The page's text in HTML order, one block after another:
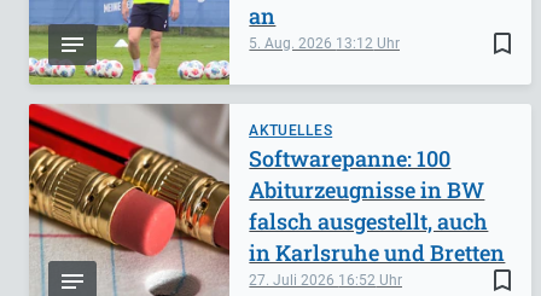
bookmark_border
5. Aug. 2026 13:12
an
AKTUELLES
bookmark_border
27. Juli 2026 16:52
Softwarepanne: 100
Abiturzeugnisse in BW
falsch ausgestellt, auch
in Karlsruhe und Bretten